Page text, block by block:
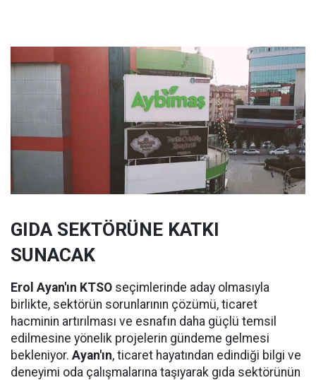
GIDA SEKTÖRÜNE KATKI
SUNACAK
Erol Ayan'ın KTSO seçimlerinde aday olmasıyla
birlikte, sektörün sorunlarının çözümü, ticaret
hacminin artırılması ve esnafın daha güçlü temsil
edilmesine yönelik projelerin gündeme gelmesi
bekleniyor. Ayan'ın, ticaret hayatından edindiği bilgi ve
deneyimi oda çalışmalarına taşıyarak gıda sektörünün